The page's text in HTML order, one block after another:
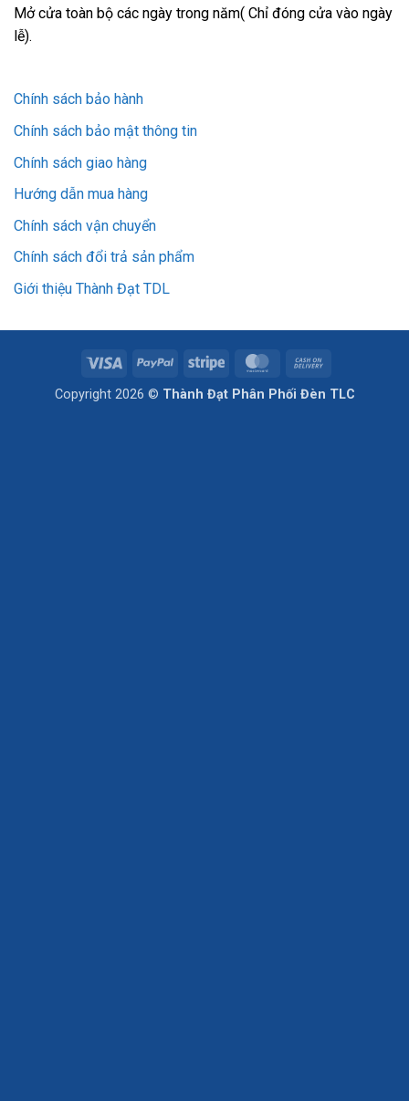
Mở cửa toàn bộ các ngày trong năm( Chỉ đóng cửa vào ngày
lễ).
Chính sách bảo hành
Chính sách bảo mật thông tin
Chính sách giao hàng
Hướng dẫn mua hàng
Chính sách vận chuyển
Chính sách đổi trả sản phẩm
Giới thiệu Thành Đạt TDL
Visa PayPal Stripe MasterCard
Delivery
Copyright 2026 © Thành Đạt Phân Phối Đèn TLC